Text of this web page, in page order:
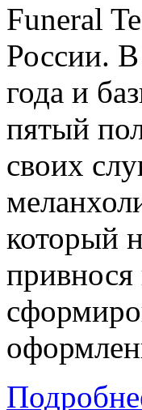
Funeral
России. В
года и
пятый
своих
который